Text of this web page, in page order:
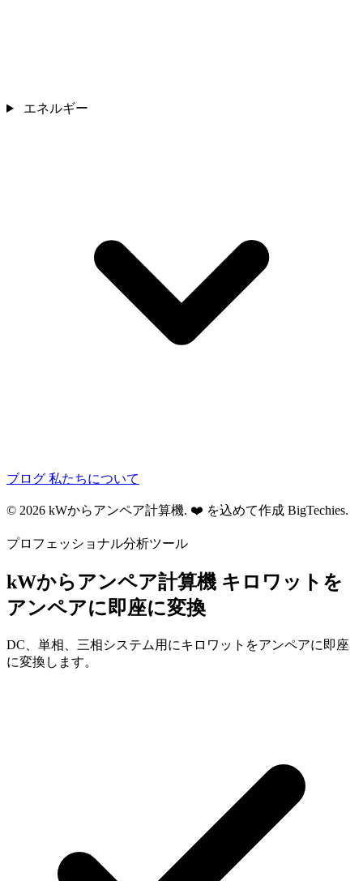
エネルギー
ブログ 私たちについて
© 2026 kWからアンペア計算機. ❤️ を込めて作成 BigTechies.
プロフェッショナル分析ツール
kWからアンペア計算機 キロワットを
アンペアに即座に変換
DC、単相、三相システム用にキロワットをアンペアに即座
に変換します。